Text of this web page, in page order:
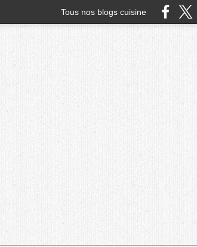
Tous nos blogs cuisine